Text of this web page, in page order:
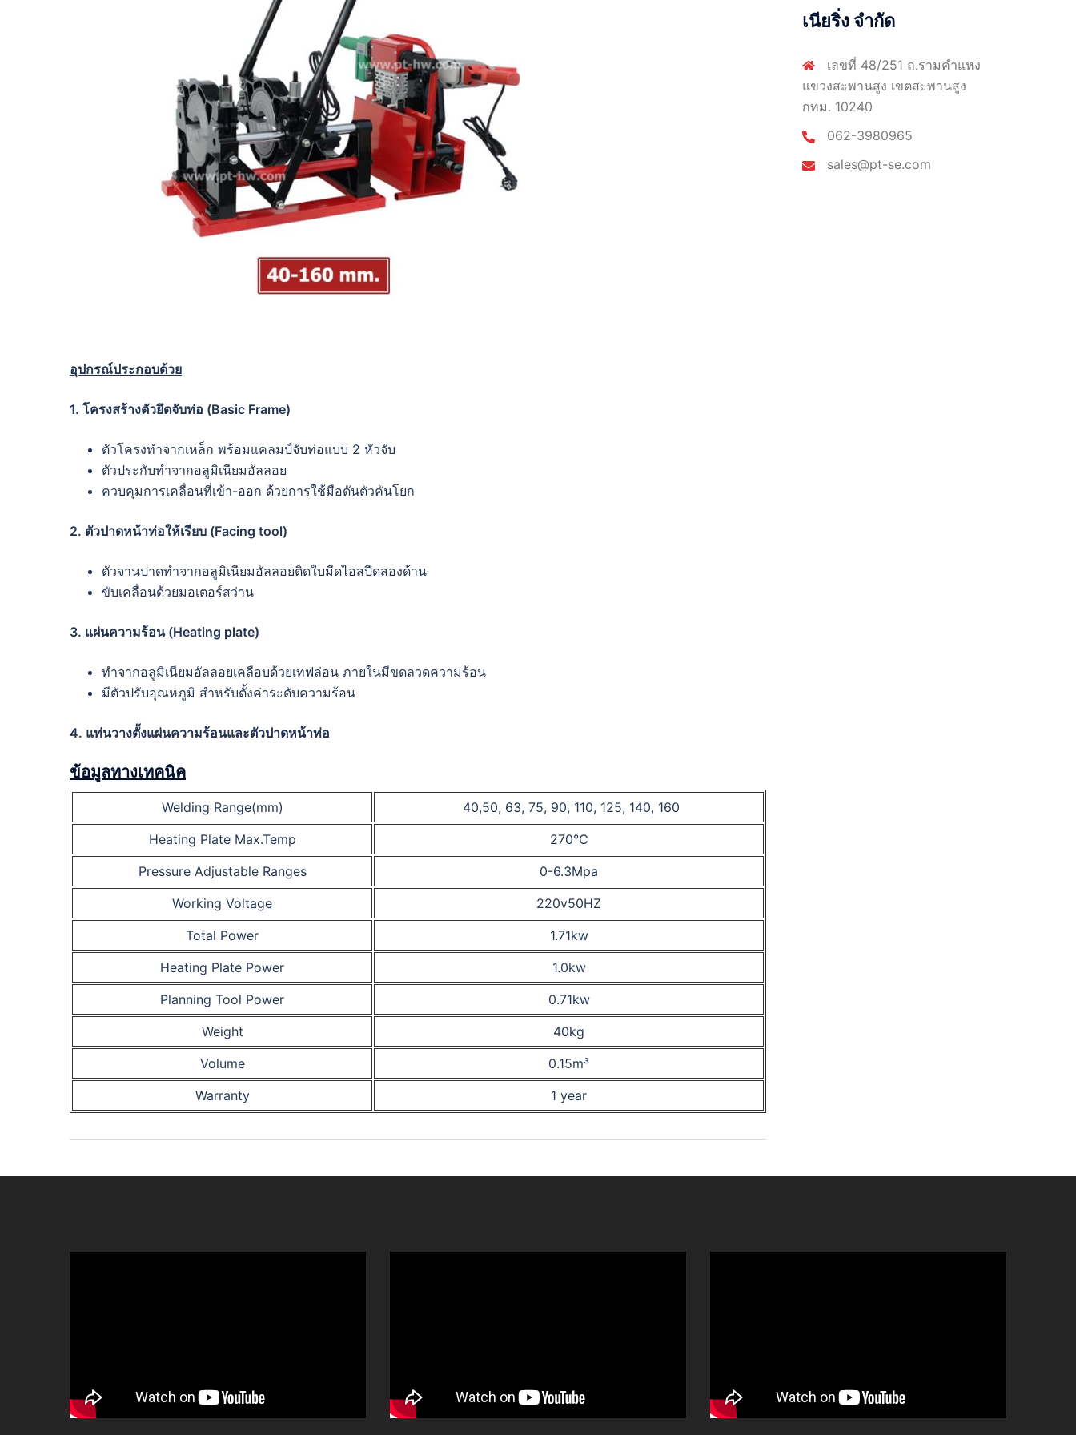
อุปกรณ์ประกอบด้วย
1. โครงสร้างตัวยึดจับท่อ (Basic Frame)
ตัวโครงทำจากเหล็ก พร้อมแคลมป์จับท่อแบบ 2 หัวจับ
ตัวประกับทำจากอลูมิเนียมอัลลอย
ควบคุมการเคลื่อนที่เข้า-ออก ด้วยการใช้มือดันตัวคันโยก
2. ตัวปาดหน้าท่อให้เรียบ (Facing tool)
ตัวจานปาดทำจากอลูมิเนียมอัลลอยติดใบมีดไอสปีดสองด้าน
ขับเคลื่อนด้วยมอเตอร์สว่าน
3. แผ่นความร้อน (Heating plate)
ทำจากอลูมิเนียมอัลลอยเคลือบด้วยเทฟล่อน ภายในมีขดลวดความร้อน
มีตัวปรับอุณหภูมิ สำหรับตั้งค่าระดับความร้อน
4. แท่นวางตั้งแผ่นความร้อนและตัวปาดหน้าท่อ
ข้อมูลทางเทคนิค
Welding Range(mm)
40,50, 63, 75, 90, 110, 125, 140, 160
Heating Plate Max.Temp
270℃
Pressure Adjustable Ranges
0-6.3Mpa
Working Voltage
220v50HZ
Total Power
1.71kw
Heating Plate Power
1.0kw
Planning Tool Power
0.71kw
Weight
40kg
Volume
0.15m³
Warranty
1 year
เนียริ่ง จำกัด
เลขที่ 48/251 ถ.รามคำแหง
แขวงสะพานสูง เขตสะพานสูง
กทม. 10240
062-3980965
sales@pt-se.com